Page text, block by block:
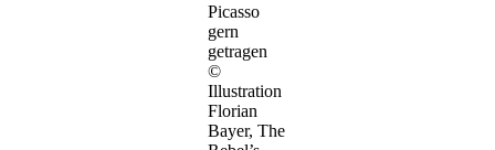
Picasso
gern
getragen
©
Illustration
Florian
Bayer, The